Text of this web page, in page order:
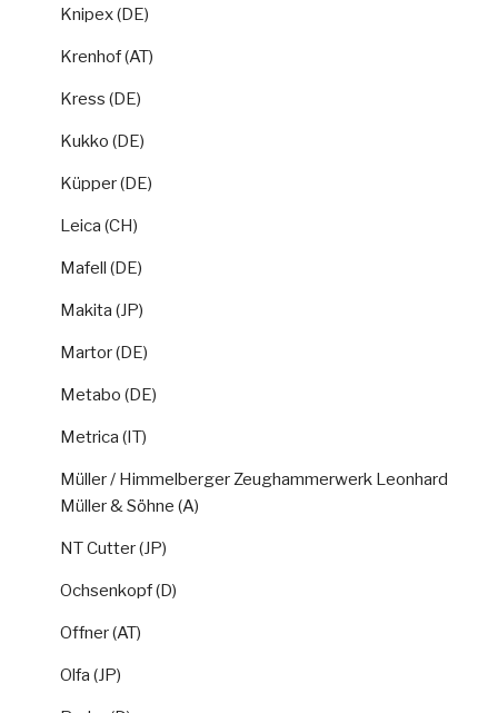
Knipex (DE)
Krenhof (AT)
Kress (DE)
Kukko (DE)
Küpper (DE)
Leica (CH)
Mafell (DE)
Makita (JP)
Martor (DE)
Metabo (DE)
Metrica (IT)
Müller / Himmelberger Zeughammerwerk Leonhard
Müller & Söhne (A)
NT Cutter (JP)
Ochsenkopf (D)
Offner (AT)
Olfa (JP)